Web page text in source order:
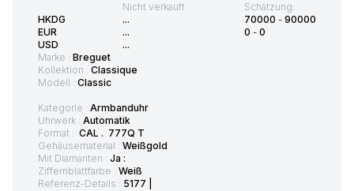
HKDG
EUR
USD
Nicht verkauft
...
...
...
Schätzung:
70000 - 90000
0 - 0
Marke : Breguet
Kollektion : Classique
Modell : Classic
Kategorie : Armbanduhr
Uhrwerk : Automatik
Format : CAL . 777Q T
Gehäusematerial : Weißgold
Mit Diamanten : Ja :
Ziffernblattfarbe : Weiß
Referenz-Details : 5177 |